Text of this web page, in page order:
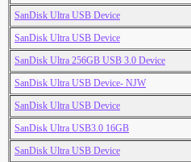
SanDisk Ultra USB Device
SanDisk Ultra USB Device
SanDisk Ultra 256GB USB 3.0 Device
SanDisk Ultra USB Device- NJW
SanDisk Ultra USB Device
SanDisk Ultra USB3.0 16GB
SanDisk Ultra USB Device